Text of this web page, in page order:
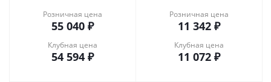
Розничная цена
55 040 ₽
Клубная цена
54 594 ₽
Розничная цена
11 342 ₽
Клубная цена
11 072 ₽